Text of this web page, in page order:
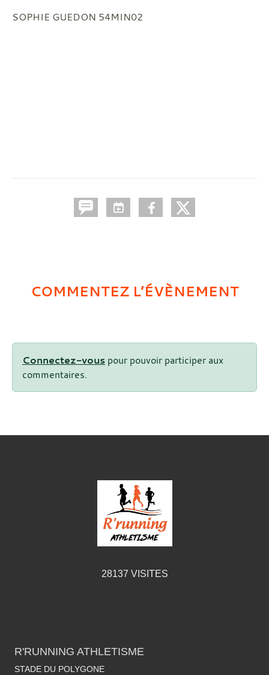
SOPHIE GUEDON 54MIN02
COMMENTEZ L’ÉVÈNEMENT
Connectez-vous pour pouvoir participer aux
commentaires.
28137 VISITES
R'RUNNING ATHLETISME
STADE DU POLYGONE